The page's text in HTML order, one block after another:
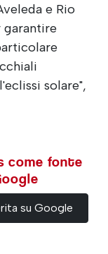
e Rio
garantire
solare",
come fonte
su Google